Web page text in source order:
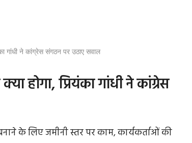
गांधी ने कांग्रेस संगठन पर उठाए सवाल
होगा, प्रियंका गांधी ने कांग्रेस
के लिए जमीनी स्तर पर काम, कार्यकर्ताओं की